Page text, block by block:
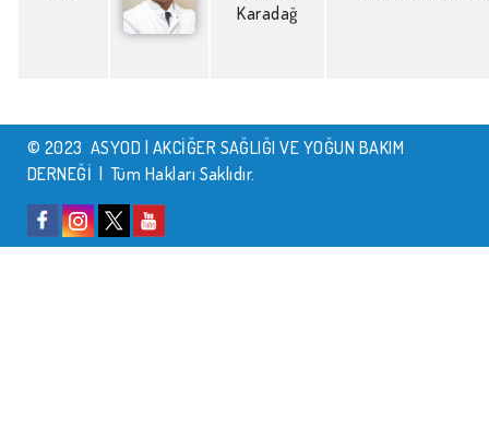
Karadağ
© 2023 ASYOD | AKCİĞER SAĞLIĞI VE YOĞUN BAKIM
DERNEĞİ | Tüm Hakları Saklıdır.